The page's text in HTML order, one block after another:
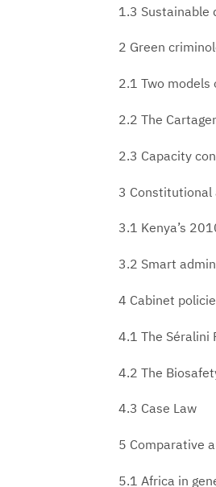
1.3 Sustainable
2 Green
2.1 Two
2.2 The
2.3 Capacity
3 Constitutional
3.1 Kenya’s
3.2 Smart
4 Cabinet
4.1 The Séralini
4.2 The
4.3 Case Law
5 Comparative
5.1 Africa in